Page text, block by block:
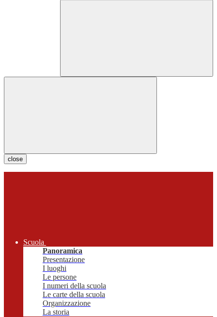
close
Scuola
Panoramica
Presentazione
I luoghi
Le persone
I numeri della scuola
Le carte della scuola
Organizzazione
La storia